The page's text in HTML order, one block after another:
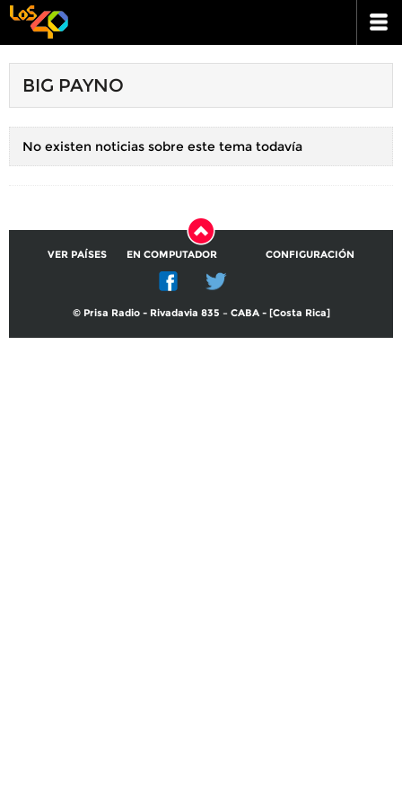
BIG PAYNO
No existen noticias sobre este tema todavía
VER PAÍSES EN COMPUTADOR CONFIGURACIÓN
© Prisa Radio - Rivadavia 835 – CABA - [Costa Rica]